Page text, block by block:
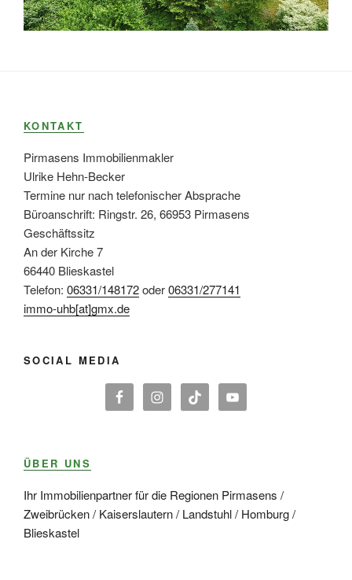
KONTAKT
Pirmasens Immobilienmakler
Ulrike Hehn-Becker
Termine nur nach telefonischer Absprache
Büroanschrift: Ringstr. 26, 66953 Pirmasens
Geschäftssitz
An der Kirche 7
66440 Blieskastel
Telefon: 06331/148172oder06331/277141
immo-uhb[at]gmx.de
SOCIAL MEDIA
ÜBER UNS
Ihr Immobilienpartner für die Regionen Pirmasens /
Zweibrücken / Kaiserslautern / Landstuhl / Homburg /
Blieskastel